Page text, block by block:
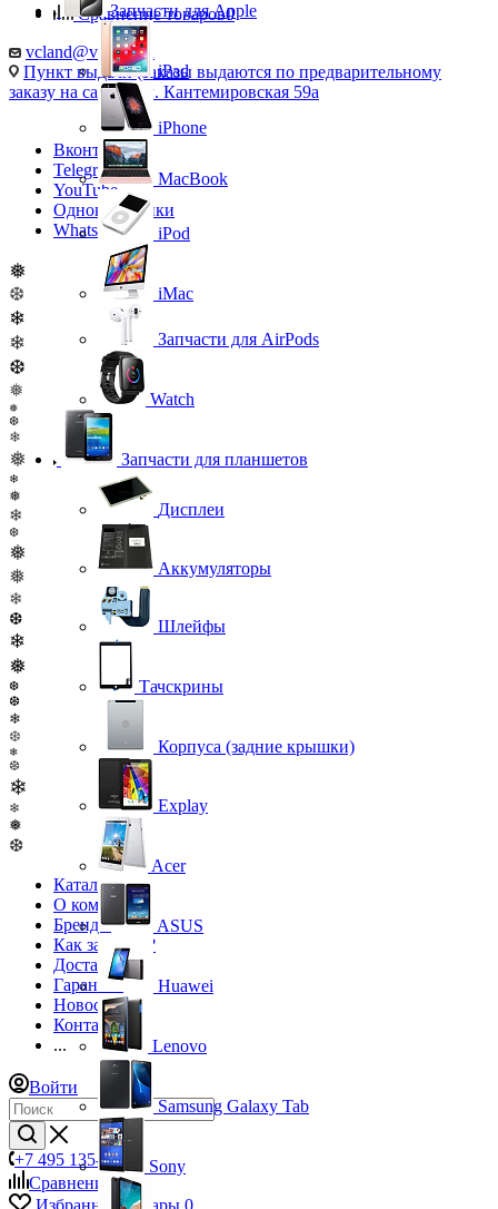
Сравнение товаров0
vcland@vcland.ru
Пункт выдачи (заказы выдаются по предварительному
заказу на сайте), ул. Кантемировская 59а
Вконтакте
Telegram
YouTube
Одноклассники
WhatsApp
❅
❆
❄
❄
❆
❅
❅
❆
❄
❅
❄
❅
❄
❆
❅
❅
❄
❆
❄
❅
❆
❆
❄
❆
❄
❆
❄
❄
❅
❆
Каталог
О компании
Бренды
Как заказать?
Доставка
Гарантия
Новости
Контакты
...
Войти
+7 495 135-39-43
Сравнение0
Избранные товары 0
Запчасти для Apple
iPad
iPhone
MacBook
iPod
iMac
Запчасти для AirPods
Watch
Запчасти для планшетов
Дисплеи
Аккумуляторы
Шлейфы
Тачскрины
Корпуса (задние крышки)
Explay
Acer
ASUS
Huawei
Lenovo
Samsung Galaxy Tab
Sony